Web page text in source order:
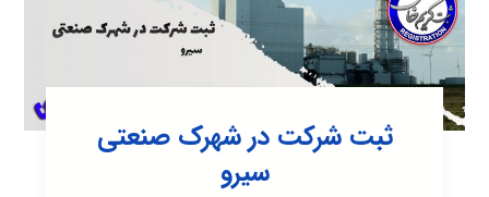
ثبت شرکت در شهرک صنعتی
سيرو